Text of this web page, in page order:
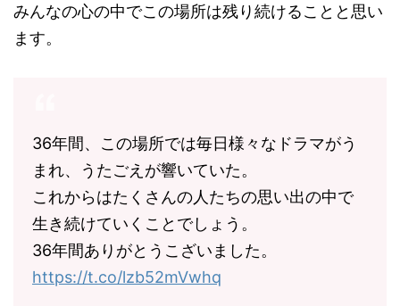
みんなの心の中でこの場所は残り続けることと思い
ます。
36年間、この場所では毎日様々なドラマがう
まれ、うたごえが響いていた。
これからはたくさんの人たちの思い出の中で
生き続けていくことでしょう。
36年間ありがとうこざいました。
https://t.co/lzb52mVwhq